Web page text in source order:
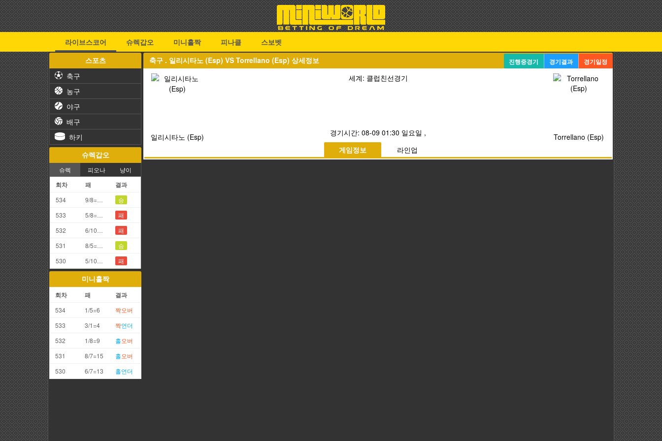
라이브스코어 슈렉갑오 미니홀짝 피나클
스보벳
스포츠
축구
농구
야구
배구
하키
슈렉갑오
슈렉 피오나 냥이
회차 패 결과
534 9/8=7끗
승
533
5/8=3끗
패
532
6/10=6끗
패
531
8/5=3끗
승
530
5/10=5끗 패
미니홀짝
회차 패 결과
534 1/5=6 짝오버
533
3/1=4 짝언더
532
1/8=9 홀오버
531
8/7=15 홀오버
530
6/7=13 홀언더
축구 . 일리시타노 (Esp) VS Torrellano (Esp) 상세정보 진행중경기 경기결과 경기일정
일리시타노 (Esp)
세계: 클럽친선경기
경기시간:08-09 01:30 일요일 ,
Torrellano (Esp)
게임정보
라인업